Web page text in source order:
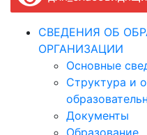
СВЕДЕНИЯ ОБ
ОРГАНИЗАЦИИ
Основные
Структура и
Документы
Образование